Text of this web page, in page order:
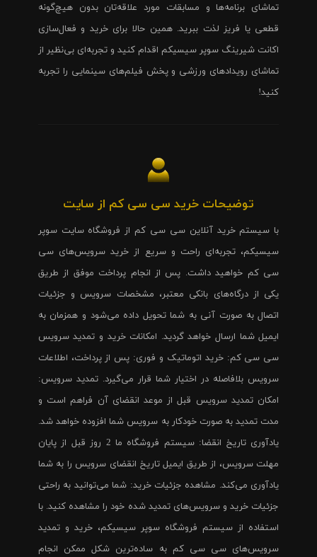
تماشای برنامه‌ها و مسابقات مورد علاقه‌تان بدون هیچ‌گونه
قطعی یا فریز لذت ببرید. همین حالا برای خرید و فعال‌سازی
اکانت شیرینگ سوپر سیسیکم اقدام کنید و تجربه‌ای بی‌نظیر از
تماشای رویدادهای ورزشی و پخش فیلم‌های سینمایی را تجربه
کنید!
توضیحات خرید سی سی کم از سایت
با سیستم خرید آنلاین سی سی کم از فروشگاه سایت سوپر
سیسیکم، تجربه‌ای راحت و سریع از خرید سرویس‌های سی
سی کم خواهید داشت. پس از انجام پرداخت موفق از طریق
یکی از درگاه‌های بانکی معتبر، مشخصات سرویس و جزئیات
اتصال به صورت آنی به شما تحویل داده می‌شود و همزمان به
ایمیل شما ارسال خواهد گردید. امکانات خرید و تمدید سرویس
سی سی کم: خرید اتوماتیک و فوری: پس از پرداخت، اطلاعات
سرویس بلافاصله در اختیار شما قرار می‌گیرد. تمدید سرویس:
امکان تمدید سرویس قبل از موعد انقضای آن فراهم است و
مدت تمدید به صورت خودکار به سرویس شما افزوده خواهد شد.
یادآوری تاریخ انقضا: سیستم فروشگاه ما 2 روز قبل از پایان
مهلت سرویس، از طریق ایمیل تاریخ انقضای سرویس را به شما
یادآوری می‌کند. مشاهده جزئیات خرید: شما می‌توانید به راحتی
جزئیات خرید و سرویس‌های تمدید شده خود را مشاهده کنید. با
استفاده از سیستم فروشگاه سوپر سیسیکم، خرید و تمدید
سرویس‌های سی سی کم به ساده‌ترین شکل ممکن انجام